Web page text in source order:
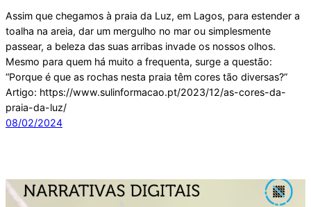
Assim que chegamos à praia da Luz, em Lagos, para estender a
toalha na areia, dar um mergulho no mar ou simplesmente
passear, a beleza das suas arribas invade os nossos olhos.
Mesmo para quem há muito a frequenta, surge a questão:
“Porque é que as rochas nesta praia têm cores tão diversas?”
Artigo: https://www.sulinformacao.pt/2023/12/as-cores-da-
praia-da-luz/
08/02/2024